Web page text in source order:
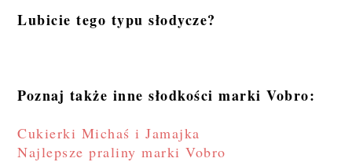
Lubicie tego typu słodycze?
Poznaj także inne słodkości marki Vobro:
Cukierki Michaś i Jamajka
Najlepsze praliny marki Vobro